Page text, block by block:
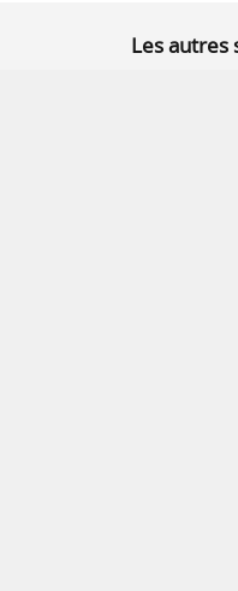
Les autres